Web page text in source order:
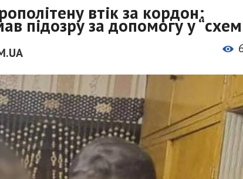
втік за кордон:
підозру за допомогу у